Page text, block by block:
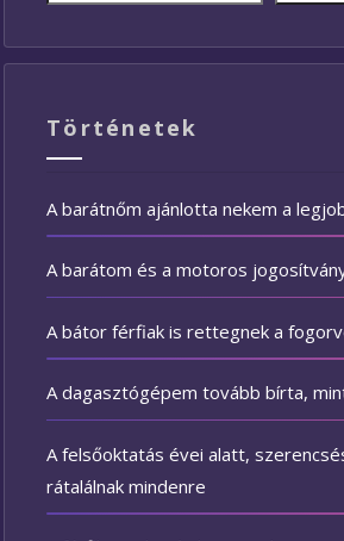
Történetek
A barátnőm ajánlotta nekem a
A barátom és a motoros
A bátor férfiak is rettegnek a
A dagasztógépem tovább bírta,
A felsőoktatás évei alatt,
rátalálnak mindenre